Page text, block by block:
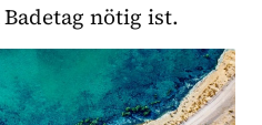
nötig ist.